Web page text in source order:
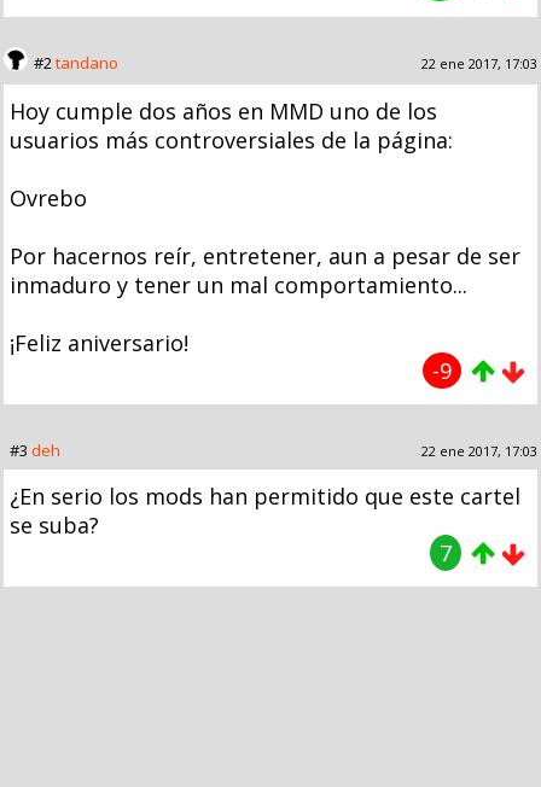
#2 tandano 22 ene 2017, 17:03
Hoy cumple dos años en MMD uno de los
usuarios más controversiales de la página:
Ovrebo
Por hacernos reír, entretener, aun a pesar de ser
inmaduro y tener un mal comportamiento...
¡Feliz aniversario!
-9
#3 deh 22 ene 2017, 17:03
¿En serio los mods han permitido que este cartel
se suba?
7